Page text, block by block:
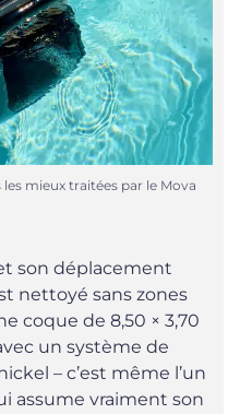
les mieux traitées par le Mova
son déplacement
nettoyé sans zones
coque de 8,50 × 3,70
un système de
– c’est même l’un
assume vraiment son